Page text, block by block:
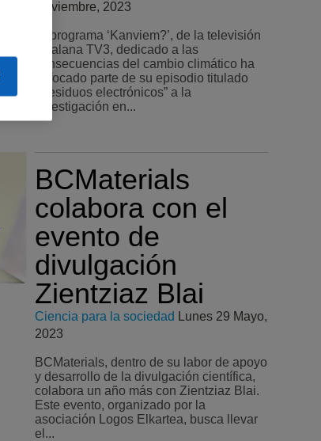
Noviembre, 2023
El programa ‘Kanviem?’, de la televisión
catalana TV3, dedicado a las
consecuencias del cambio climático ha
enfocado parte de su episodio titulado
“Residuos electrónicos” a la
investigación en...
BCMaterials
colabora con el
evento de
divulgación
Zientziaz Blai
Ciencia para la sociedad
Lunes 29 Mayo,
2023
BCMaterials, dentro de su labor de apoyo
y desarrollo de la divulgación científica,
colabora un año más con Zientziaz Blai.
Este evento, organizado por la
asociación Logos Elkartea, busca llevar
el...